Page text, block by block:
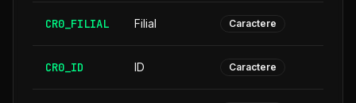
CR0_FILIAL Filial Caractere
CR0_ID ID Caractere